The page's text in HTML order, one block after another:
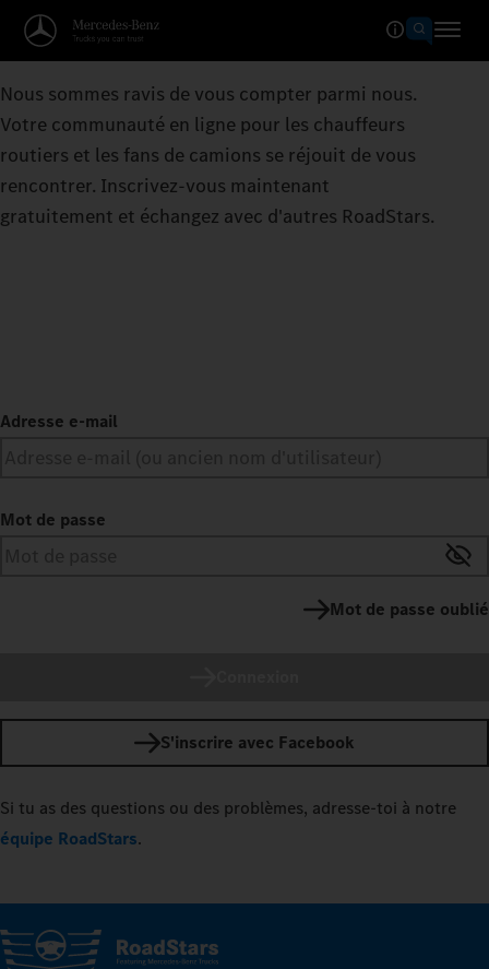
Nous sommes ravis de vous compter parmi nous.
Votre communauté en ligne pour les chauffeurs
routiers et les fans de camions se réjouit de vous
rencontrer. Inscrivez-vous maintenant
gratuitement et échangez avec d'autres RoadStars.
Adresse e-mail
Mot de passe
Mot de passe oublié
S'inscrire avec Facebook
Si tu as des questions ou des problèmes, adresse-toi à notre
équipe RoadStars.